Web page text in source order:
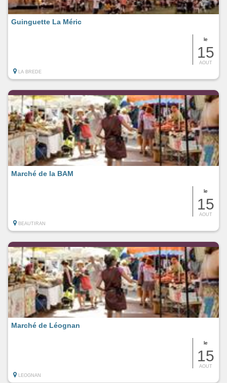
le
15
AOUT
Guinguette La Méric
LA BREDE
le
15
AOUT
Marché de la BAM
BEAUTIRAN
le
15
AOUT
Marché de Léognan
LEOGNAN